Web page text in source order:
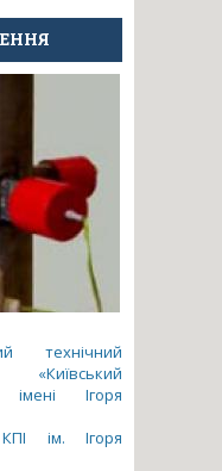
технічний
«Київський
імені Ігоря
ім. Ігоря